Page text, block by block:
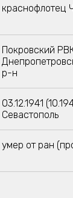
краснофлотец
Покровский
р-н
03.12.1941
Севастополь
умер от ран